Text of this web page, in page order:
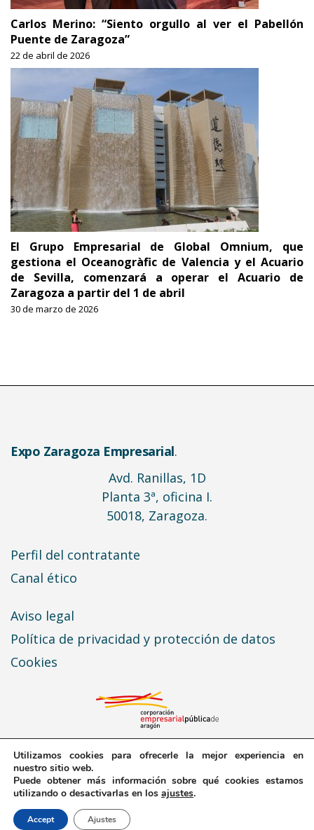
Carlos Merino: “Siento orgullo al ver el Pabellón
Puente de Zaragoza”
22 de abril de 2026
El Grupo Empresarial de Global Omnium, que
gestiona el Oceanogràfic de Valencia y el Acuario
de Sevilla, comenzará a operar el Acuario de
Zaragoza a partir del 1 de abril
30 de marzo de 2026
Expo Zaragoza Empresarial.
Avd. Ranillas, 1D
Planta 3ª, oficina I.
50018, Zaragoza.
Perfil del contratante
Canal ético
Aviso legal
Política de privacidad y protección de datos
Cookies
© 2026 Expo Zaragoza Empresarial · Todos los
derechos reservados
Utilizamos cookies para ofrecerle la mejor experiencia en
nuestro sitio web.
Puede obtener más información sobre qué cookies estamos
utilizando o desactivarlas en los ajustes.
Accept Ajustes